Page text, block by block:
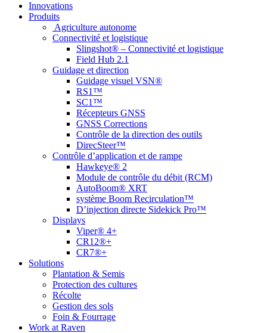
Innovations
Produits
Agriculture autonome
Connectivité et logistique
Slingshot® – Connectivité et logistique
Field Hub 2.1
Guidage et direction
Guidage visuel VSN®
RS1™
SC1™
Récepteurs GNSS
GNSS Corrections
Contrôle de la direction des outils
DirecSteer™
Contrôle d’application et de rampe
Hawkeye® 2
Module de contrôle du débit (RCM)
AutoBoom® XRT
système Boom Recirculation™
D’injection directe Sidekick Pro™
Displays
Viper® 4+
CR12®+
CR7®+
Solutions
Plantation & Semis
Protection des cultures
Récolte
Gestion des sols
Foin & Fourrage
Work at Raven